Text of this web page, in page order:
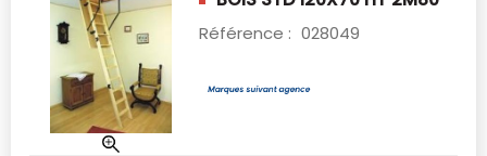
Référence : 028049